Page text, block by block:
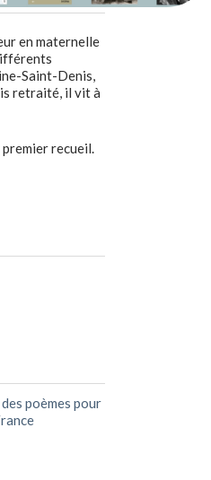
en maternelle
Saint-Denis,
retraité, il vit à
recueil.
poèmes pour